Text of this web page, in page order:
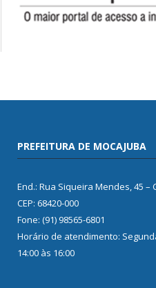
PREFEITURA DE MOCAJUBA
End.: Rua Siqueira Mendes, 45 –
CEP: 68420-000
Fone: (91) 98565-6801
Horário de atendimento:
14:00 às 16:00